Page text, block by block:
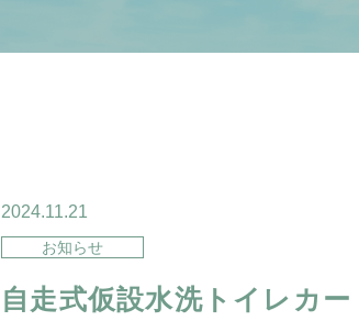
2024.11.21
お知らせ
自走式仮設水洗トイレカ